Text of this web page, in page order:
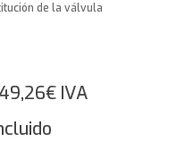
de la válvula
€ IVA